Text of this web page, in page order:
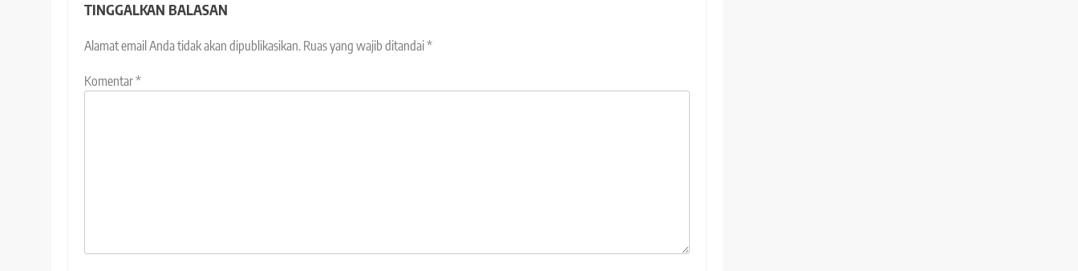
TINGGALKAN BALASAN
Alamat email Anda tidak akan dipublikasikan. Ruas yang wajib ditandai*
Komentar*